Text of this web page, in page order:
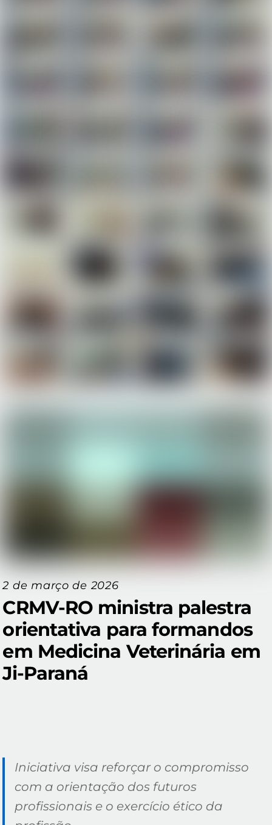
2 de março de 2026
CRMV-RO ministra palestra
orientativa para formandos
em Medicina Veterinária em
Ji-Paraná
Iniciativa visa reforçar o compromisso
com a orientação dos futuros
profissionais e o exercício ético da